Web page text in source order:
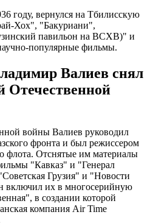
году, вернулся на Тбилисскую
Хох", "Бакуриани",
павильон на ВСХВ)" и
популярные фильмы.
Валиев снял
Отечественной
войны Валиев руководил
фронта и был режиссером
флота. Отснятые им материалы
"Кавказ" и "Генерал
Грузия" и "Новости
включил их в многосерийную
в создании которой
компания Air Time